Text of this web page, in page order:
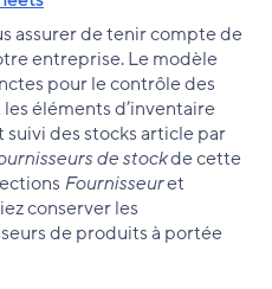
assurer de tenir compte de
entreprise. Le modèle
pour le contrôle des
éléments d’inventaire
des stocks article par
de stockde cette
Fournisseuret
conserver les
de produits à portée